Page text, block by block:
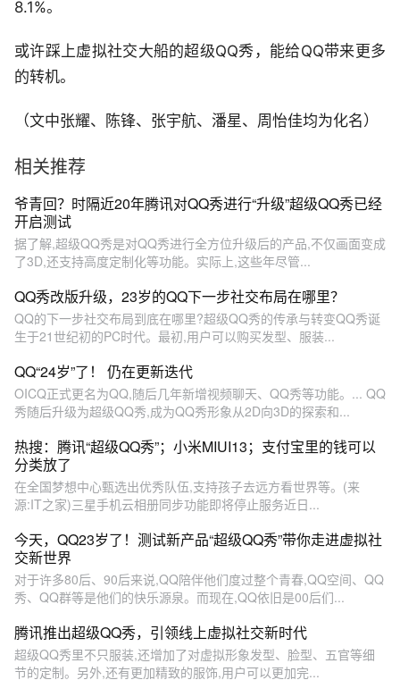
8.1%。
或许踩上虚拟社交大船的超级QQ秀，能给QQ带来更多
的转机。
（文中张耀、陈锋、张宇航、潘星、周怡佳均为化名）
相关推荐
爷青回？时隔近20年腾讯对QQ秀进行“升级”超级QQ秀已经
开启测试
据了解,超级QQ秀是对QQ秀进行全方位升级后的产品,不仅画面变成
了3D,还支持高度定制化等功能。实际上,这些年尽管...
QQ秀改版升级，23岁的QQ下一步社交布局在哪里？
QQ的下一步社交布局到底在哪里?超级QQ秀的传承与转变QQ秀诞
生于21世纪初的PC时代。最初,用户可以购买发型、服装...
QQ“24岁”了！ 仍在更新迭代
OICQ正式更名为QQ,随后几年新增视频聊天、QQ秀等功能。... QQ
秀随后升级为超级QQ秀,成为QQ秀形象从2D向3D的探索和...
热搜：腾讯“超级QQ秀”；小米MIUI13；支付宝里的钱可以
分类放了
在全国梦想中心甄选出优秀队伍,支持孩子去远方看世界等。(来
源:IT之家)三星手机云相册同步功能即将停止服务近日...
今天，QQ23岁了！测试新产品“超级QQ秀”带你走进虚拟社
交新世界
对于许多80后、90后来说,QQ陪伴他们度过整个青春,QQ空间、QQ
秀、QQ群等是他们的快乐源泉。而现在,QQ依旧是00后们...
腾讯推出超级QQ秀，引领线上虚拟社交新时代
超级QQ秀里不只服装,还增加了对虚拟形象发型、脸型、五官等细
节的定制。另外,还有更加精致的服饰,用户可以更加完...